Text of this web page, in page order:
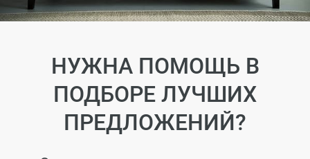
НУЖНА ПОМОЩЬ В
ПОДБОРЕ ЛУЧШИХ
ПРЕДЛОЖЕНИЙ?